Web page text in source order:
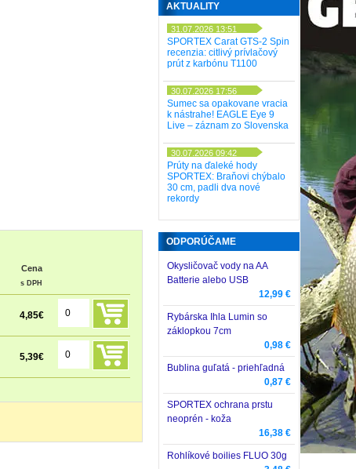
Cena
s DPH
4,85€
5,39€
AKTUALITY
31.07.2026 13:51
SPORTEX Carat GTS-2 Spin
recenzia: citlivý prívlačový
prút z karbónu T1100
30.07.2026 17:56
Sumec sa opakovane vracia
k nástrahe! EAGLE Eye 9
Live – záznam zo Slovenska
30.07.2026 09:42
Prúty na ďaleké hody
SPORTEX: Braňovi chýbalo
30 cm, padli dva nové
rekordy
ODPORÚČAME
Okysličovač vody na AA
Batterie alebo USB
12,99 €
Rybárska Ihla Lumin so
záklopkou 7cm
0,98 €
Bublina guľatá - priehľadná
0,87 €
SPORTEX ochrana prstu
neoprén - koža
16,38 €
Rohlíkové boilies FLUO 30g